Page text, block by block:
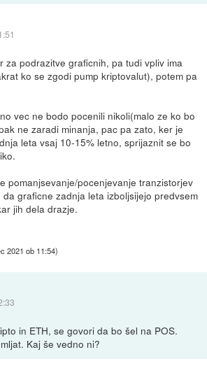
za podrazitve graficnih, pa tudi vpliv ima
ko se zgodi pump kriptovalut), potem pa
vec ne bodo pocenili nikoli(malo ze ko bo
ne zaradi minanja, pac pa zato, ker je
leta vsaj 10-15% letno, sprijaznit se bo
pomanjsevanje/pocenjevanje tranzistorjev
graficne zadnja leta izboljsijejo predvsem
jih dela drazje.
2021 ob 11:54)
in ETH, se govori da bo šel na POS.
Kaj še vedno ni?